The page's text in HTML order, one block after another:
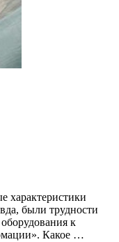
характеристики
были трудности
к
Какое …